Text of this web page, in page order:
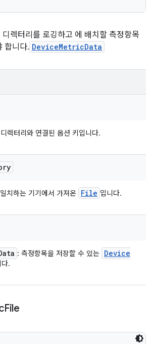
렉터리를 로깅하고 에 배치할 측정항목
합니다. DeviceMetricData
렉터리와 연결된 옵션 키입니다.
치하는 기기에서 가져온 File 입니다.
: 측정항목을 저장할 수 있는 Device
다.
File